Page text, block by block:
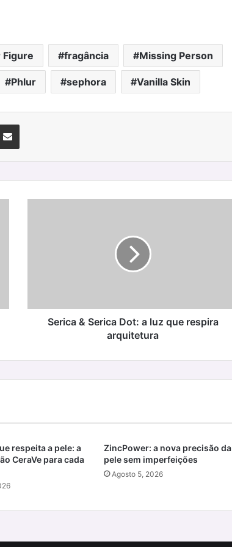
Figure fragância Missing Person
Phlur sephora Vanilla Skin
Partilhar Via Email
arquitetura
Serica & Serica Dot: a luz que respira
arquitetura
respeita a pele: a
CeraVe para cada
ZincPower: a nova precisão da
pele sem imperfeições
Agosto 5, 2026